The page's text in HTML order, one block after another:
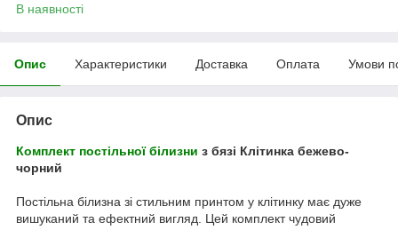
В наявності
Опис Характеристики Доставка Оплата Умови
Опис
Комплект постільної білизни з бязі Клітинка бежево-
чорний
Постільна білизна зі стильним принтом у клітинку має дуже
вишуканий та ефектний вигляд. Цей комплект чудовий